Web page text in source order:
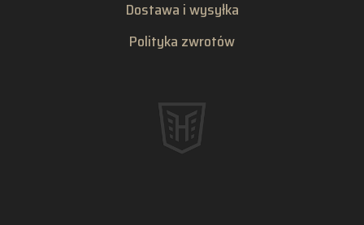
Dostawa i wysyłka
Polityka zwrotów